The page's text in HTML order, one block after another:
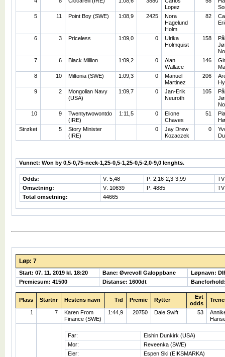
Lopez
5
11 Point Boy (SWE) 1:08,9 2425
Nora
Hagelund
Holm
82
6 3 Priceless 1:09,0 0
Ulrika
Holmquist
158
Pål
7
6 Black Million 1:09,2 0
Alan
Wallace
146
8
10 Miltonia (SWE) 1:09,3 0
Manuel
Martinez
206
9
2
Mongolian Navy
(USA)
1:09,7 0
Jan-Erik
Neuroth
105
Pål
10
9
Twentytwowontdo
(IRE)
1:11,5 0
Elione
Chaves
51
Pia
Strøket
5
Story Minister
(IRE)
0
Jay Drew
Kozaczek
0
Vunnet: Won by 0,5-0,75-neck-1,25-0,5-1,25-0,5-2,0-9,0 lenghts.
Odds: V: 5,48 P: 2,16-2,3-3,99
Omsetning:
V: 10639 P: 4885
Total omsetning:
44665
Løp: 7
Start: 07. 11. 2019 kl. 18:20 Bane: Øvrevoll Galoppbane
Løpnavn:
Premiesum: 41500
Distanse: 1600dt
Plass Startnr Hestens navn Tid Premie Rytter
Evt
odds
1 7
Karen From
Finance (SWE)
1:44,9 20750 Dale Swift 53
Far:
Eishin Dunkirk (USA)
Mor:
Reveenka (SWE)
Eier:
Espen Ski (EIKSMARKA)